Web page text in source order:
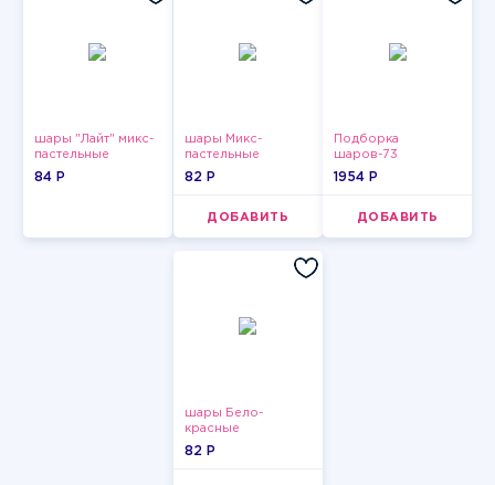
шары "Лайт" микс-
пастельные
84 P
шары Микс-
пастельные
82 P
ДОБАВИТЬ
Подборка
шаров-73
1954 P
ДОБАВИТЬ
шары Бело-
красные
пастельные
82 P